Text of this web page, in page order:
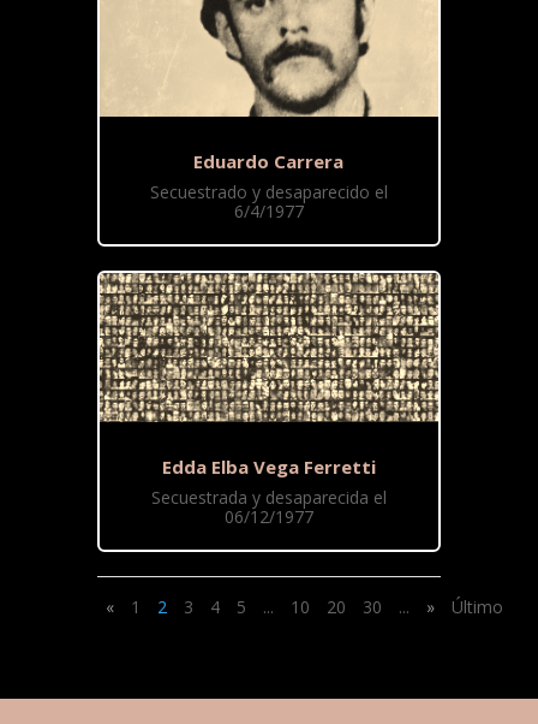
Eduardo Carrera
Secuestrado y desaparecido el
6/4/1977
Edda Elba Vega Ferretti
Secuestrada y desaparecida el
06/12/1977
« 1 2 3 4 5 ... 10 20 30 ... » Último